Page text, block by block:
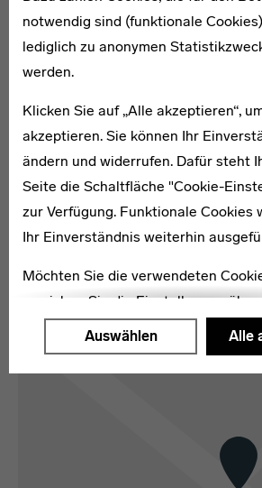
notwendig sind (funktionale
lediglich zu anonymen
werden.
Klicken Sie auf „Alle akzeptieren“,
akzeptieren. Sie können Ihr
ändern und widerrufen. Dafür steht
Seite die Schaltfläche "Cookie-
zur Verfügung. Funktionale Cookies
Ihr Einverständnis weiterhin
Möchten Sie die verwendeten
erreichen Sie die Einstellungen über
"Auswählen".
Auswählen Alle
zusammenlebten. Nur wenige Jahre
Grundsteinlegung zählte die
2.000 Einwohner. Seit 1950 ist der
Hellerau ein Stadtteil Dresdens und
städtebauliches Zeugnis unter
Karte